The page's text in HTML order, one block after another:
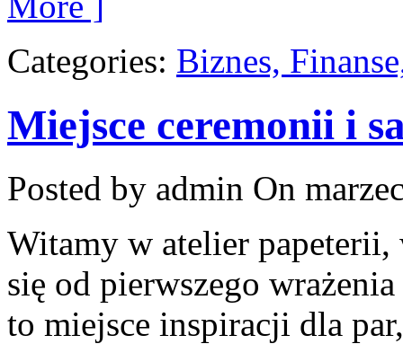
Categories: Biznes,
Miejsce ceremonii i
Posted by admin On
Witamy w atelier papeterii,
się od pierwszego
to miejsce inspiracji dla